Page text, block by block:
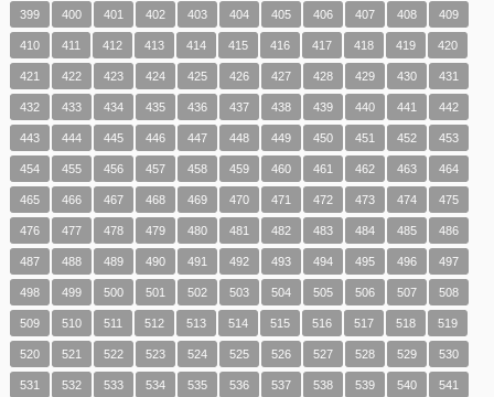
399 400 401 402 403 404 405 406 407 408 409
410 411 412 413 414 415 416 417 418 419 420
421 422 423 424 425 426 427 428 429 430 431
432 433 434 435 436 437 438 439 440 441 442
443 444 445 446 447 448 449 450 451 452 453
454 455 456 457 458 459 460 461 462 463 464
465 466 467 468 469 470 471 472 473 474 475
476 477 478 479 480 481 482 483 484 485 486
487 488 489 490 491 492 493 494 495 496 497
498 499 500 501 502 503 504 505 506 507 508
509 510 511 512 513 514 515 516 517 518 519
520 521 522 523 524 525 526 527 528 529 530
531 532 533 534 535 536 537 538 539 540 541